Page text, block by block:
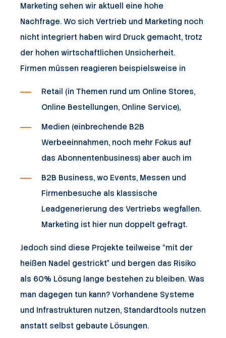
Marketing sehen wir aktuell eine hohe
Nachfrage. Wo sich Vertrieb und Marketing noch
nicht integriert haben wird Druck gemacht, trotz
der hohen wirtschaftlichen Unsicherheit.
Firmen müssen reagieren beispielsweise in
Retail (in Themen rund um Online Stores,
Online Bestellungen, Online Service),
Medien (einbrechende B2B
Werbeeinnahmen, noch mehr Fokus auf
das Abonnentenbusiness) aber auch im
B2B Business, wo Events, Messen und
Firmenbesuche als klassische
Leadgenerierung des Vertriebs wegfallen.
Marketing ist hier nun doppelt gefragt.
Jedoch sind diese Projekte teilweise “mit der
heißen Nadel gestrickt” und bergen das Risiko
als 60% Lösung lange bestehen zu bleiben. Was
man dagegen tun kann? Vorhandene Systeme
und Infrastrukturen nutzen, Standardtools nutzen
anstatt selbst gebaute Lösungen.